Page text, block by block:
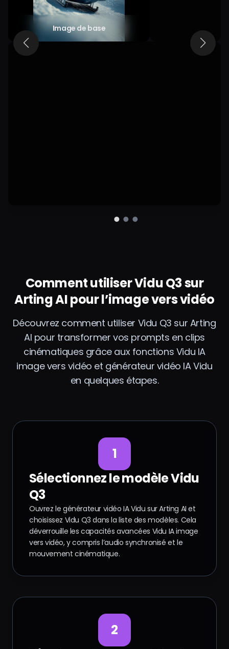
Image de base
tunnel glacé.
L’athlète,
casque vissé,
comme un
stroboscope.
Action
haute
adrénaline.
Comment utiliser Vidu Q3 sur
Arting AI pour l’image vers vidéo
Découvrez comment utiliser Vidu Q3 sur Arting
AI pour transformer vos prompts en clips
cinématiques grâce aux fonctions Vidu IA
image vers vidéo et générateur vidéo IA Vidu
en quelques étapes.
1
Sélectionnez le modèle Vidu
Q3
Ouvrez le générateur vidéo IA Vidu sur Arting AI et
choisissez Vidu Q3 dans la liste des modèles. Cela
déverrouille les capacités avancées Vidu IA image
vers vidéo, y compris l’audio synchronisé et le
mouvement cinématique.
2